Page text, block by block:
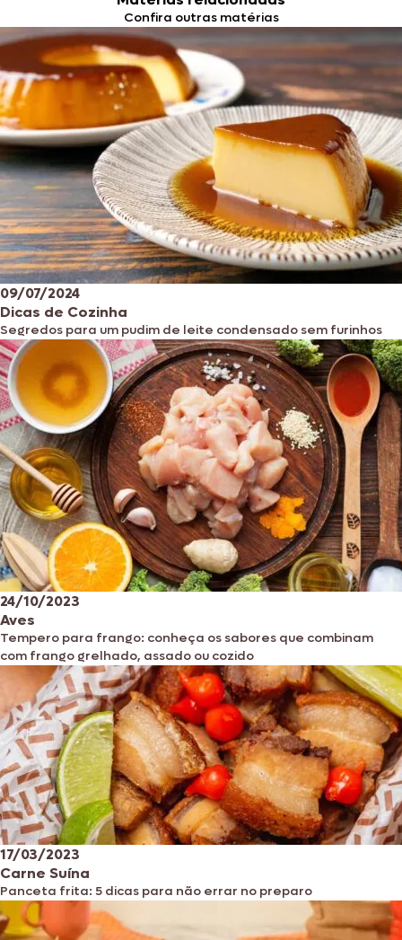
Confira outras matérias
09/07/2024
Dicas de Cozinha
Segredos para um pudim de leite condensado sem furinhos
24/10/2023
Aves
Tempero para frango: conheça os sabores que combinam
com frango grelhado, assado ou cozido
17/03/2023
Carne Suína
Panceta frita: 5 dicas para não errar no preparo